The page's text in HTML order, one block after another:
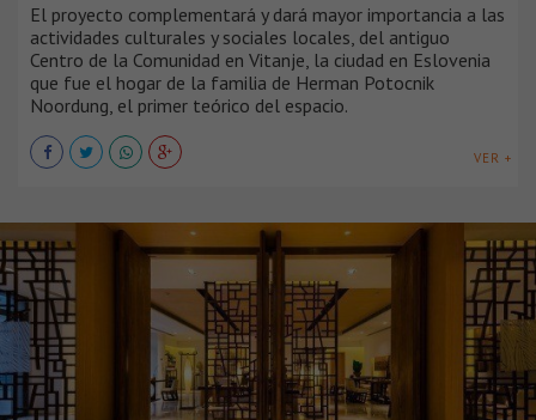
El proyecto complementará y dará mayor importancia a las
actividades culturales y sociales locales, del antiguo
Centro de la Comunidad en Vitanje, la ciudad en Eslovenia
que fue el hogar de la familia de Herman Potocnik
Noordung, el primer teórico del espacio.
VER +